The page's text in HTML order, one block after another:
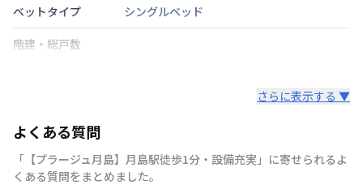
ベットタイプ
シングルベッド
階建・総戸数
禁煙・喫煙
交通
東京都大江戸線
さらに表示する ▼
よくある質問
「【プラージュ月島】月島駅徒歩1分・設備充実」に寄せられるよ
くある質問をまとめました。